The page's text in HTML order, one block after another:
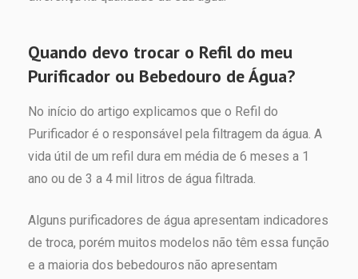
Quando devo trocar o Refil do meu
Purificador ou Bebedouro de Água?
No início do artigo explicamos que o Refil do
Purificador é o responsável pela filtragem da água. A
vida útil de um refil dura em média de 6 meses a 1
ano ou de 3 a 4 mil litros de água filtrada.
Alguns purificadores de água apresentam indicadores
de troca, porém muitos modelos não têm essa função
e a maioria dos bebedouros não apresentam